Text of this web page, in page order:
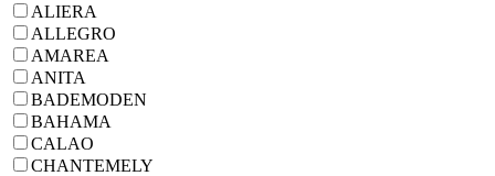
ALIERA
ALLEGRO
AMAREA
ANITA
BADEMODEN
BAHAMA
CALAO
CHANTEMELY